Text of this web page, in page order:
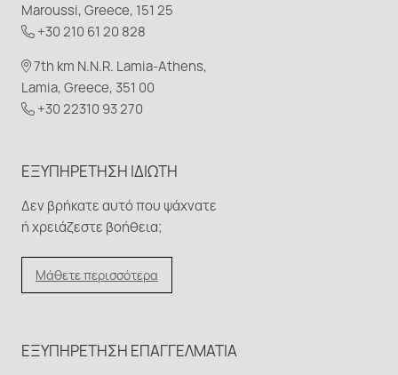
Maroussi, Greece, 151 25
+30 210 61 20 828
7th km N.N.R. Lamia-Athens,
Lamia, Greece, 351 00
+30 22310 93 270
ΕΞΥΠΗΡΈΤΗΣΗ ΙΔΙΏΤΗ
Δεν βρήκατε αυτό που ψάχνατε
ή χρειάζεστε βοήθεια;
Μάθετε περισσότερα
ΕΞΥΠΗΡΈΤΗΣΗ ΕΠΑΓΓΕΛΜΑΤΊΑ